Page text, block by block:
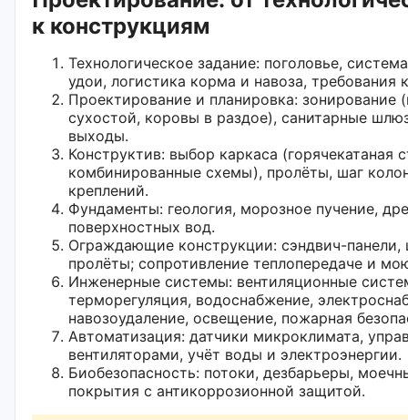
к конструкциям
Технологическое задание: поголовье,
удои, логистика корма и навоза, требования
Проектирование и планировка: зонирование
сухостой, коровы в раздое), санитарные
выходы.
Конструктив: выбор каркаса (горячекатаная
комбинированные схемы), пролёты, шаг
креплений.
Фундаменты: геология, морозное пучение,
поверхностных вод.
Ограждающие конструкции: сэндвич-панели,
пролёты; сопротивление теплопередаче и
Инженерные системы: вентиляционные
терморегуляция, водоснабжение,
навозоудаление, освещение, пожарная
Автоматизация: датчики микроклимата,
вентиляторами, учёт воды и электроэнергии.
Биобезопасность: потоки, дезбарьеры,
покрытия с антикоррозионной защитой.